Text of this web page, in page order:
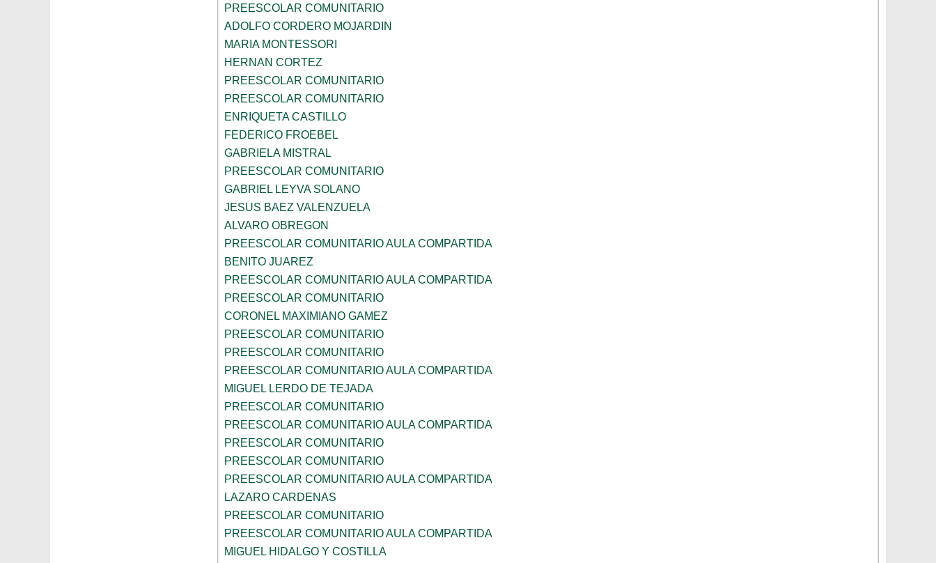
PREESCOLAR COMUNITARIO
ADOLFO CORDERO MOJARDIN
MARIA MONTESSORI
HERNAN CORTEZ
PREESCOLAR COMUNITARIO
PREESCOLAR COMUNITARIO
ENRIQUETA CASTILLO
FEDERICO FROEBEL
GABRIELA MISTRAL
PREESCOLAR COMUNITARIO
GABRIEL LEYVA SOLANO
JESUS BAEZ VALENZUELA
ALVARO OBREGON
PREESCOLAR COMUNITARIO AULA COMPARTIDA
BENITO JUAREZ
PREESCOLAR COMUNITARIO AULA COMPARTIDA
PREESCOLAR COMUNITARIO
CORONEL MAXIMIANO GAMEZ
PREESCOLAR COMUNITARIO
PREESCOLAR COMUNITARIO
PREESCOLAR COMUNITARIO AULA COMPARTIDA
MIGUEL LERDO DE TEJADA
PREESCOLAR COMUNITARIO
PREESCOLAR COMUNITARIO AULA COMPARTIDA
PREESCOLAR COMUNITARIO
PREESCOLAR COMUNITARIO
PREESCOLAR COMUNITARIO AULA COMPARTIDA
LAZARO CARDENAS
PREESCOLAR COMUNITARIO
PREESCOLAR COMUNITARIO AULA COMPARTIDA
MIGUEL HIDALGO Y COSTILLA